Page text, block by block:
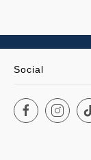
Social